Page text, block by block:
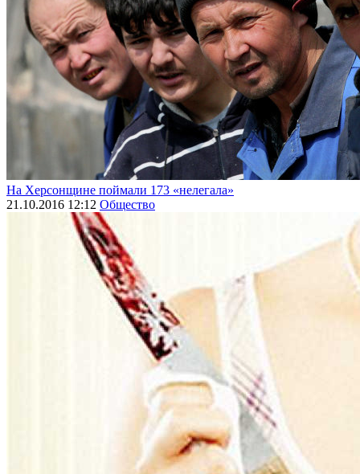
На Херсонщине поймали 173 «нелегала»
21.10.2016 12:12 Общество